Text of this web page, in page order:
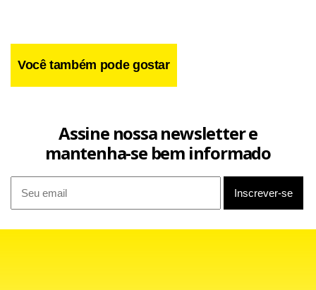
De acordo com o australiano, o resultado FW29 agradou.
“O desempenho do carro e a sua estabilidade estão
progredindo bem, agora que utilizamos no carro os novos
pneus da Bridgestone”, garante.
Você também pode gostar
Assine nossa newsletter e
mantenha-se bem informado